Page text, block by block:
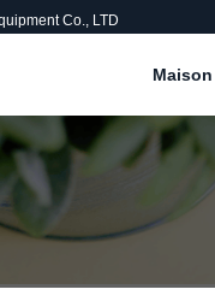
Co., LTD
Maison